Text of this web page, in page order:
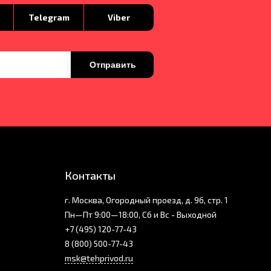
Telegram Viber
Отправить
Контакты
г. Москва, Огородный проезд, д. 9б, стр. 1
Пн—Пт 9:00—18:00, Сб и Вс - Выходной
+7 (495) 120-77-43
8 (800) 500-77-43
msk@tehprivod.ru